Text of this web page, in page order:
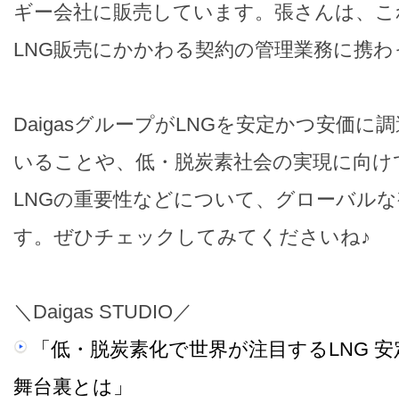
ギー会社に販売しています。張さんは、
LNG販売にかかわる契約の管理業務に携
DaigasグループがLNGを安定かつ安価に
いることや、低・脱炭素社会の実現に向
LNGの重要性などについて、グローバル
す。ぜひチェックしてみてくださいね♪
＼Daigas STUDIO／
「低・脱炭素化で世界が注目するLNG
舞台裏とは」